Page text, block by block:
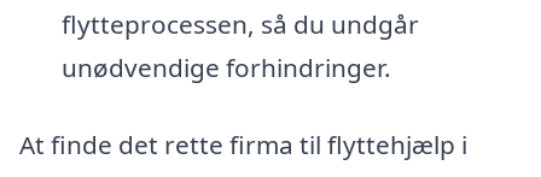
flytteprocessen, så du undgår
unødvendige forhindringer.
At finde det rette firma til flyttehjælp i